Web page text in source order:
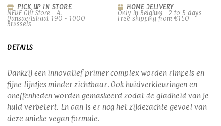
PICK UP IN STORE
NEUF Gift Store - A.
Dansaertstraat 190 - 1000
Brussels
HOME DELIVERY
Only in Belgium - 2 to 5 days -
Free shipping from €150
DETAILS
Dankzij een innovatief primer complex worden rimpels en
fijne lijntjes minder zichtbaar. Ook huidverkleuringen en
oneffenheden worden gemaskeerd zodat de gladheid van je
huid verbetert. En dan is er nog het zijdezachte gevoel van
deze unieke vegan formule.